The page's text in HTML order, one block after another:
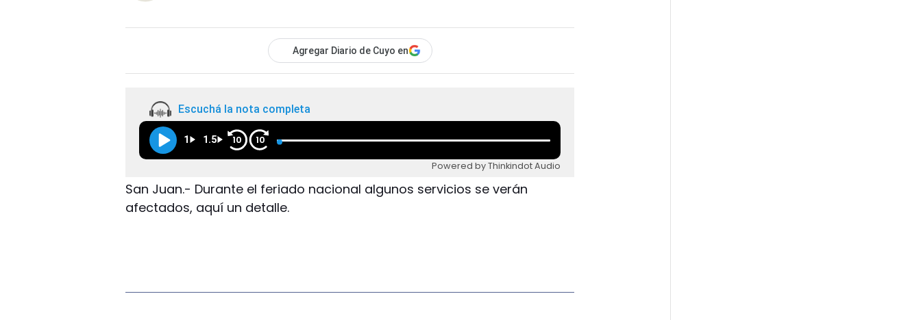
Agregar Diario de Cuyo en
Escuchá la nota completa
1 1.5 10 10
Powered by Thinkindot Audio
San Juan.- Durante el feriado nacional algunos servicios se verán
afectados, aquí un detalle.